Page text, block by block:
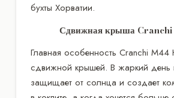
бухты Хорватии.
Сдвижная крыша
Главная особенность Cranchi M44
сдвижной крышей. В жаркий день
защищает от солнца и создает